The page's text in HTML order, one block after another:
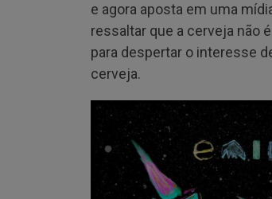
e agora aposta em uma
ressaltar que a cerveja não
para despertar o interesse
cerveja.